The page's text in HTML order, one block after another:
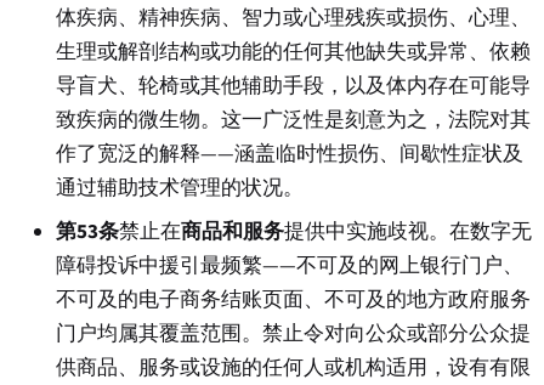
体疾病、精神疾病、智力或心理残疾或损伤、心理、
生理或解剖结构或功能的任何其他缺失或异常、依赖
导盲犬、轮椅或其他辅助手段，以及体内存在可能导
致疾病的微生物。这一广泛性是刻意为之，法院对其
作了宽泛的解释——涵盖临时性损伤、间歇性症状及
通过辅助技术管理的状况。
第53条禁止在商品和服务提供中实施歧视。在数字无
障碍投诉中援引最频繁——不可及的网上银行门户、
不可及的电子商务结账页面、不可及的地方政府服务
门户均属其覆盖范围。禁止令对向公众或部分公众提
供商品、服务或设施的任何人或机构适用，设有有限